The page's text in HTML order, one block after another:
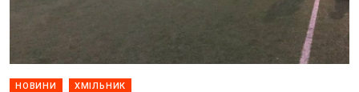
НОВИНИ ХМІЛЬНИК